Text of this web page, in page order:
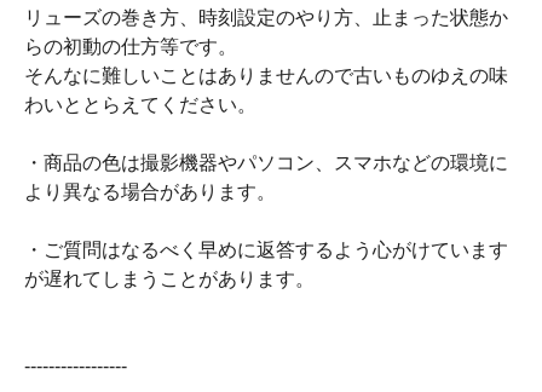
リューズの巻き方、時刻設定のやり方、止まった状態か
らの初動の仕方等です。
そんなに難しいことはありませんので古いものゆえの味
わいととらえてください。
・商品の色は撮影機器やパソコン、スマホなどの環境に
より異なる場合があります。
・ご質問はなるべく早めに返答するよう心がけています
が遅れてしまうことがあります。
-----------------